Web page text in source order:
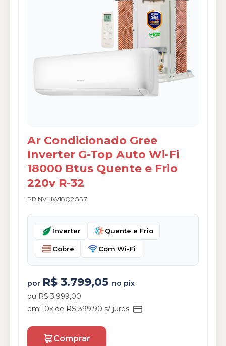
Ar Condicionado Gree
Inverter G-Top Auto Wi-Fi
18000 Btus Quente e Frio
220v R-32
PRINVHIW18Q2GR7
Inverter Quente e Frio
Cobre Com Wi-Fi
por R$ 3.799,05 no pix
ou R$ 3.999,00
em 10x de R$ 399,90 s/ juros
Comprar